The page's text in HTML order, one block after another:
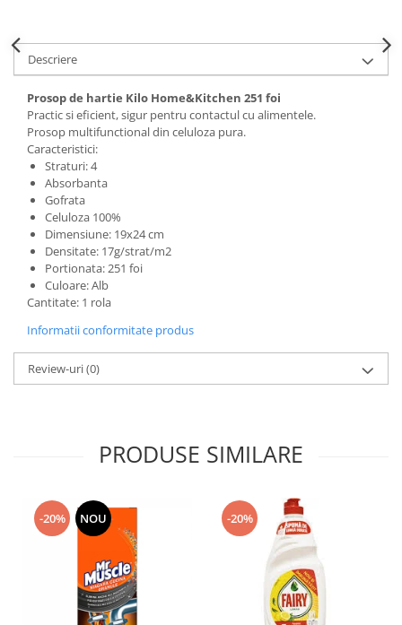
Domestos WC
Gel Antibacterian
Igienol Dezinfectant
Produse Curatenie Baie
Produse Sano Baie
Sanytol Dezinfectant
Hartie Igienica
Prosoape De Hartie Si Servetele
Prosoape de Hartie
Odorizant Camera Profesional
Odorizant Camera Electric
Odorizant Camera Electric
Profesional
Rezerva Odorizant Camera Glade
Ingrijire Bebelusi
Servetele Umede Bebelusi
Suplimente Bebelusi
Ingrijire Bebelusi
Descriere
Prosop de hartie Kilo Home&Kitchen 251 foi
Practic si eficient, sigur pentru contactul cu alimentele.
Prosop multifunctional din celuloza pura.
Caracteristici:
Straturi: 4
Absorbanta
Gofrata
Celuloza 100%
Dimensiune: 19x24 cm
Densitate: 17g/strat/m2
Portionata: 251 foi
Culoare: Alb
Cantitate: 1 rola
Informatii conformitate produs
Review-uri(0)
PRODUSE SIMILARE
-20% NOU -20%